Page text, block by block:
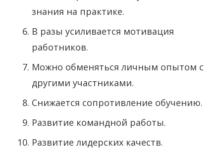
знания на практике.
В разы усиливается мотивация
работников.
Можно обменяться личным опытом с
другими участниками.
Снижается сопротивление обучению.
Развитие командной работы.
Развитие лидерских качеств.